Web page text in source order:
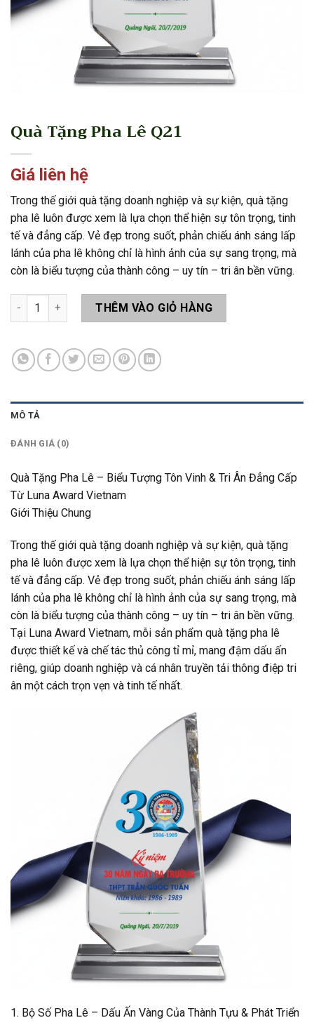
Quà Tặng Pha Lê Q21
Giá liên hệ
Trong thế giới quà tặng doanh nghiệp và sự kiện, quà tặng
pha lê luôn được xem là lựa chọn thể hiện sự tôn trọng, tinh
tế và đẳng cấp. Vẻ đẹp trong suốt, phản chiếu ánh sáng lấp
lánh của pha lê không chỉ là hình ảnh của sự sang trọng, mà
còn là biểu tượng của thành công – uy tín – tri ân bền vững.
Quà Tặng Pha Lê Q21 số lượng
THÊM VÀO GIỎ HÀNG
MÔ TẢ
ĐÁNH GIÁ (0)
Quà Tặng Pha Lê – Biểu Tượng Tôn Vinh & Tri Ân Đẳng Cấp
Từ Luna Award Vietnam
Giới Thiệu Chung
Trong thế giới quà tặng doanh nghiệp và sự kiện, quà tặng
pha lê luôn được xem là lựa chọn thể hiện sự tôn trọng, tinh
tế và đẳng cấp. Vẻ đẹp trong suốt, phản chiếu ánh sáng lấp
lánh của pha lê không chỉ là hình ảnh của sự sang trọng, mà
còn là biểu tượng của thành công – uy tín – tri ân bền vững.
Tại Luna Award Vietnam, mỗi sản phẩm quà tặng pha lê
được thiết kế và chế tác thủ công tỉ mỉ, mang đậm dấu ấn
riêng, giúp doanh nghiệp và cá nhân truyền tải thông điệp tri
ân một cách trọn vẹn và tinh tế nhất.
1. Bộ Số Pha Lê – Dấu Ấn Vàng Của Thành Tựu & Phát Triển